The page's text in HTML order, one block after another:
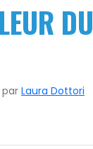
DU
par Laura Dottori